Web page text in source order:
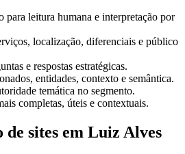
para leitura humana e interpretação por
localização, diferenciais e público
e respostas estratégicas.
entidades, contexto e semântica.
temática no segmento.
completas, úteis e contextuais.
de sites em Luiz Alves